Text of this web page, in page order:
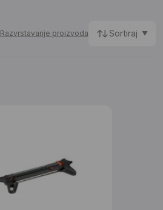
Razvrstavanje proizvoda Sortiraj